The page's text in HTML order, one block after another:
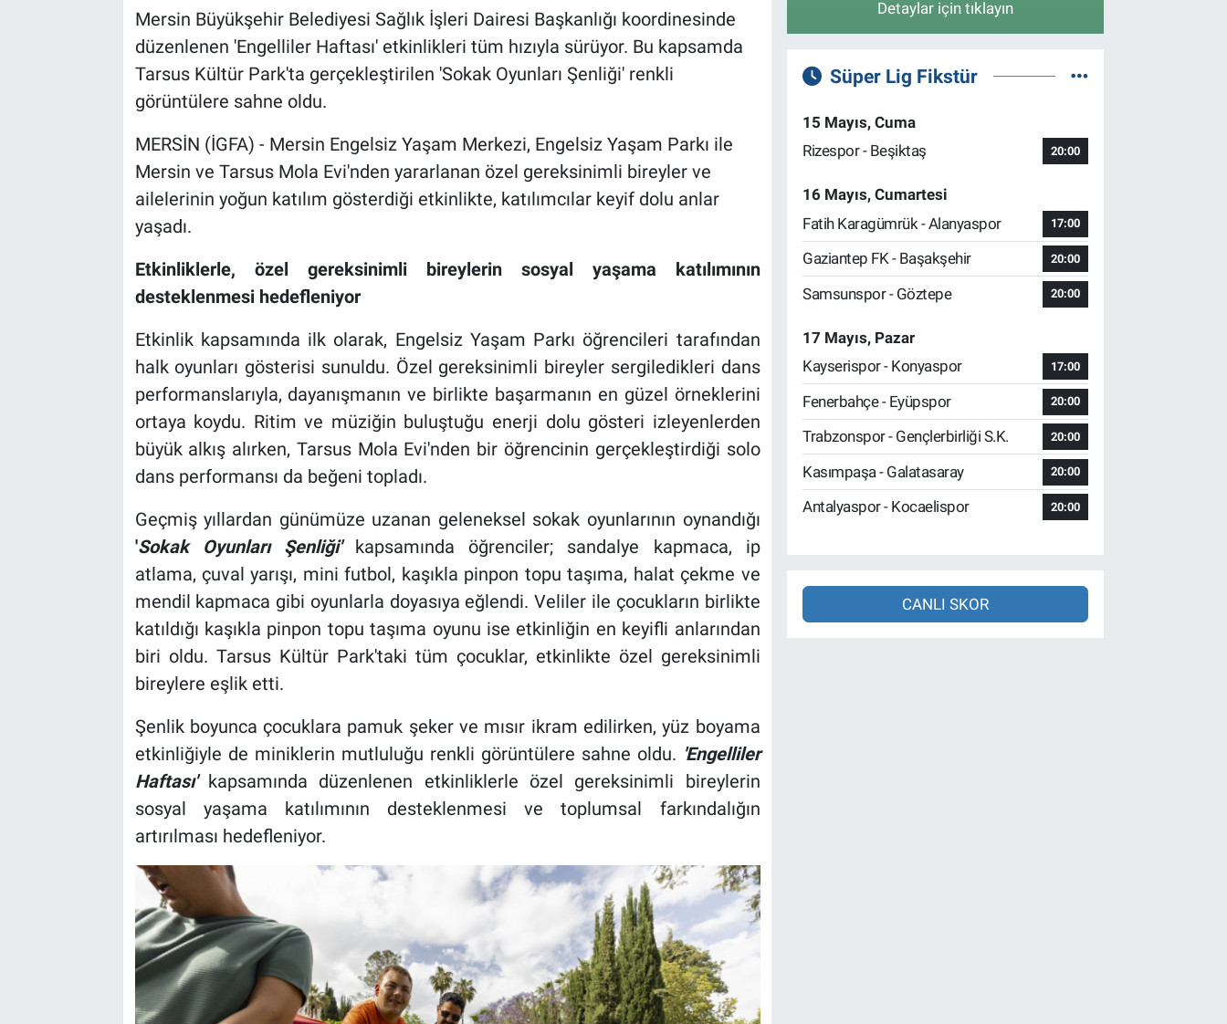
Mersin Büyükşehir Belediyesi Sağlık İşleri Dairesi Başkanlığı koordinesinde
düzenlenen 'Engelliler Haftası' etkinlikleri tüm hızıyla sürüyor. Bu kapsamda
Tarsus Kültür Park'ta gerçekleştirilen 'Sokak Oyunları Şenliği' renkli
görüntülere sahne oldu.
MERSİN (İGFA) - Mersin Engelsiz Yaşam Merkezi, Engelsiz Yaşam Parkı ile
Mersin ve Tarsus Mola Evi'nden yararlanan özel gereksinimli bireyler ve
ailelerinin yoğun katılım gösterdiği etkinlikte, katılımcılar keyif dolu anlar
yaşadı.
Etkinliklerle, özel gereksinimli bireylerin sosyal yaşama katılımının
desteklenmesi hedefleniyor
Etkinlik kapsamında ilk olarak, Engelsiz Yaşam Parkı öğrencileri tarafından
halk oyunları gösterisi sunuldu. Özel gereksinimli bireyler sergiledikleri dans
performanslarıyla, dayanışmanın ve birlikte başarmanın en güzel örneklerini
ortaya koydu. Ritim ve müziğin buluştuğu enerji dolu gösteri izleyenlerden
büyük alkış alırken, Tarsus Mola Evi'nden bir öğrencinin gerçekleştirdiği solo
dans performansı da beğeni topladı.
Geçmiş yıllardan günümüze uzanan geleneksel sokak oyunlarının oynandığı
'Sokak Oyunları Şenliği'kapsamında öğrenciler; sandalye kapmaca, ip
atlama, çuval yarışı, mini futbol, kaşıkla pinpon topu taşıma, halat çekme ve
mendil kapmaca gibi oyunlarla doyasıya eğlendi. Veliler ile çocukların birlikte
katıldığı kaşıkla pinpon topu taşıma oyunu ise etkinliğin en keyifli anlarından
biri oldu. Tarsus Kültür Park'taki tüm çocuklar, etkinlikte özel gereksinimli
bireylere eşlik etti.
Şenlik boyunca çocuklara pamuk şeker ve mısır ikram edilirken, yüz boyama
etkinliğiyle de miniklerin mutluluğu renkli görüntülere sahne oldu. 'Engelliler
Haftası'kapsamında düzenlenen etkinliklerle özel gereksinimli bireylerin
sosyal yaşama katılımının desteklenmesi ve toplumsal farkındalığın
artırılması hedefleniyor.
Detaylar için tıklayın
Süper Lig Fikstür
15 Mayıs, Cuma
Rizespor - Beşiktaş
20:00
16 Mayıs, Cumartesi
Fatih Karagümrük - Alanyaspor
17:00
Gaziantep FK - Başakşehir 20:00
Samsunspor - Göztepe 20:00
17 Mayıs, Pazar
Kayserispor - Konyaspor
17:00
Fenerbahçe - Eyüpspor 20:00
Trabzonspor - Gençlerbirliği S.K. 20:00
Kasımpaşa - Galatasaray 20:00
Antalyaspor - Kocaelispor 20:00
CANLI SKOR